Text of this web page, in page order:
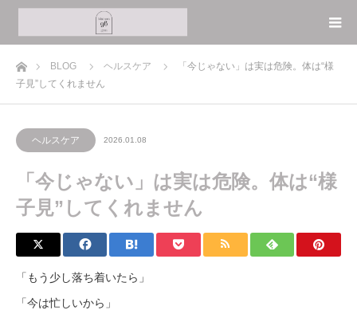
ホームBLOG ヘルスケア
「今じゃない」は実は危険。体は“様
子見”してくれません
ヘルスケア 2026.01.08
「今じゃない」は実は危険。体は“様
子見”してくれません
「もう少し落ち着いたら」
「今は忙しいから」